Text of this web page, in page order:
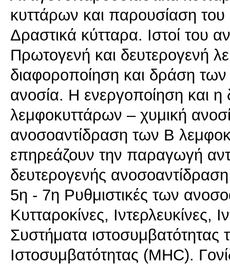
κυττάρων και παρουσίαση
Δραστικά κύτταρα. Ιστοί του
Πρωτογενή και δευτερογενή
διαφοροποίηση και δράση
ανοσία. Η ενεργοποίηση και
λεμφοκυττάρων – χυμική
ανοσοαντίδραση των Β
επηρεάζουν την παραγωγή
δευτερογενής
5η - 7η Ρυθμιστικές των
Κυτταροκίνες, Ιντερλευκίνες,
Συστήματα
Ιστοσυμβατότητας (MHC).